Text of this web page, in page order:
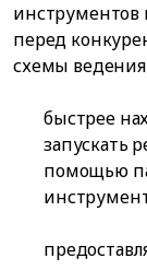
перед
схемы ведения
быстрее
запускать
помощью